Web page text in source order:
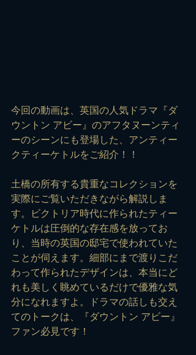
今回の動画は、英国の人気ドラマ『ダ
ウントン アビー』のアフタヌーンティ
ーのシーンにも登場した、アンティー
クティーケトルをご紹介！！
土橋の所有する貴重なコレクションを
実際にご覧いただきながら解説しま
す。ビクトリア時代に作られたティー
ケトルは圧倒的な存在感を放ってお
り、当時の英国の邸宅で使われていた
ことが伺えます。細部にまで渡りこだ
わって作られたデザインは、本当にど
れも美しく眺めているだけで優雅な気
分になれますよ。ドラマの話しも交え
てのトークは、『ダウントン アビー』
ファン必見です！